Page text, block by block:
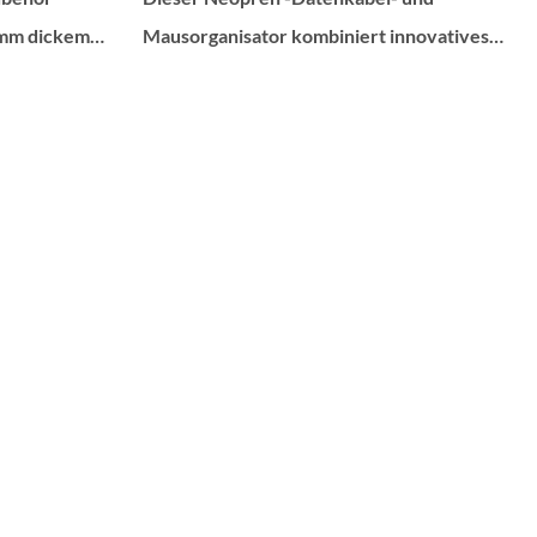
dickem
Mausorganisator kombiniert innovatives